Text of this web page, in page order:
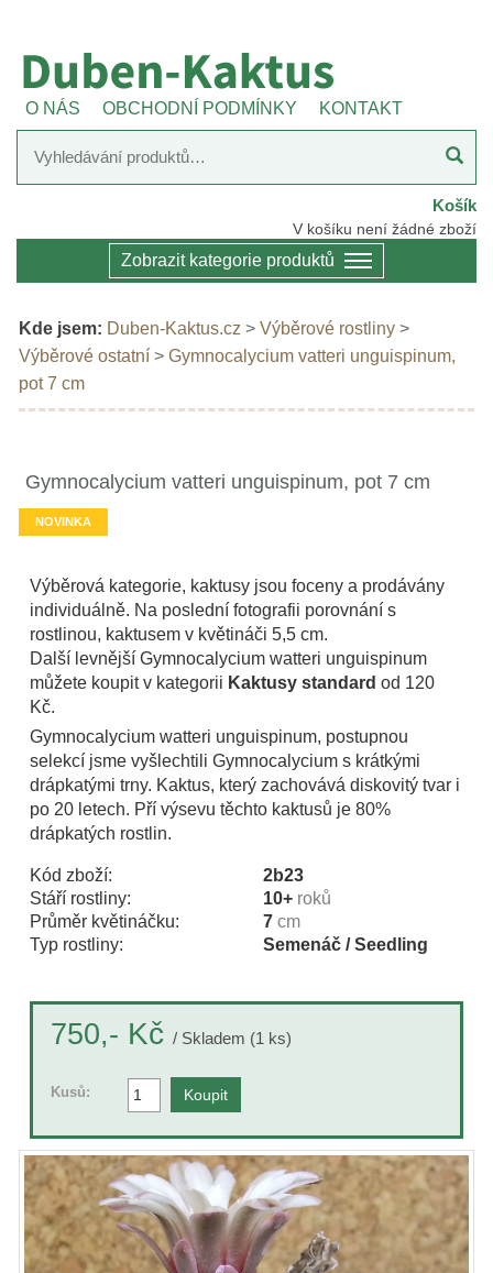
O NÁS OBCHODNÍ PODMÍNKY KONTAKT
Košík
V košíku není žádné zboží
Zobrazit kategorie produktů
Kde jsem: Duben-Kaktus.cz > Výběrové rostliny >
Výběrové ostatní > Gymnocalycium vatteri unguispinum,
pot 7 cm
Gymnocalycium vatteri unguispinum, pot 7 cm
NOVINKA
Výběrová kategorie, kaktusy jsou foceny a prodávány
individuálně. Na poslední fotografii porovnání s
rostlinou, kaktusem v květináči 5,5 cm.
Další levnější Gymnocalycium watteri unguispinum
můžete koupit v kategorii Kaktusy standard od 120
Kč.
Gymnocalycium watteri unguispinum, postupnou
selekcí jsme vyšlechtili Gymnocalycium s krátkými
drápkatými trny. Kaktus, který zachovává diskovitý tvar i
po 20 letech. Pří výsevu těchto kaktusů je 80%
drápkatých rostlin.
Kód zboží:
2b23
Stáří rostliny:
10+ roků
Průměr květináčku:
7 cm
Typ rostliny:
Semenáč / Seedling
750,- Kč / Skladem (1 ks)
Kusů: